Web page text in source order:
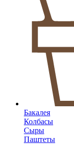
Бакалея
Колбасы
Сыры
Паштеты